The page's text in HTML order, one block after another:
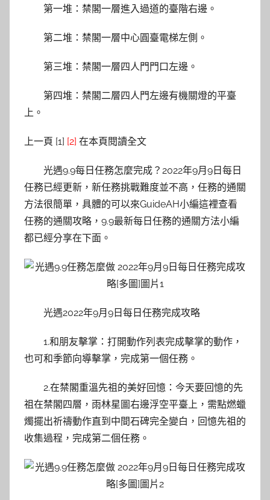
第一堆：禁閣一層進入過道的臺階右邊。
第二堆：禁閣一層中心圓臺電梯左側。
第三堆：禁閣一層四人門門口左邊。
第四堆：禁閣二層四人門左邊有機關燈的平臺
上。
上一頁 [1] [2] 在本頁閱讀全文
光遇9.9每日任務怎麼完成？2022年9月9日每日
任務已經更新，新任務挑戰難度並不高，任務的通關
方法很簡單，具體的可以來GuideAH小編這裡查看
任務的通關攻略，9.9最新每日任務的通關方法小編
都已經分享在下面。
光遇2022年9月9日每日任務完成攻略
1.和朋友擊掌：打開動作列表完成擊掌的動作，
也可和季節向導擊掌，完成第一個任務。
2.在禁閣重溫先祖的美好回憶：今天要回憶的先
祖在禁閣四層，雨林星圖右邊浮空平臺上，需點燃蠟
燭擺出祈禱動作直到中間石碑完全變白，回憶先祖的
收集過程，完成第二個任務。